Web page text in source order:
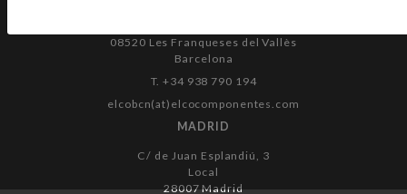
08520 Les Franqueses del Vallès
Barcelona
T. +34 938 790 194
elcobcn(at)elcocomponentes.com
MADRID
C/ de Juan Esplandiú, 3
Local
28007 Madrid